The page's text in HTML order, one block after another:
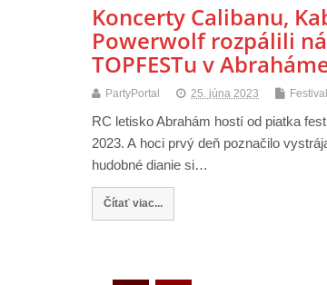
Koncerty Calibanu,
Powerwolf rozpálili
TOPFESTu v
PartyPortal 25. júna 2023
RC letisko Abrahám hostí od piatka
2023. A hoci prvý deň poznačilo
hudobné dianie si…
Čítať viac...